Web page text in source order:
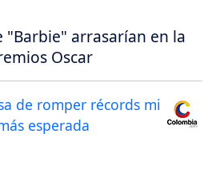
"Barbie" arrasarían en la
Oscar